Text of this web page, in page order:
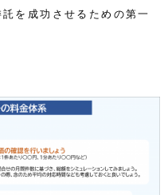
を成功させるための第一